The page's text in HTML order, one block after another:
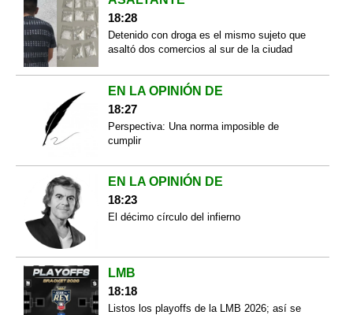
18:28
Detenido con droga es el mismo sujeto que
asaltó dos comercios al sur de la ciudad
EN LA OPINIÓN DE
18:27
Perspectiva: Una norma imposible de
cumplir
EN LA OPINIÓN DE
18:23
El décimo círculo del infierno
LMB
18:18
Listos los playoffs de la LMB 2026; así se